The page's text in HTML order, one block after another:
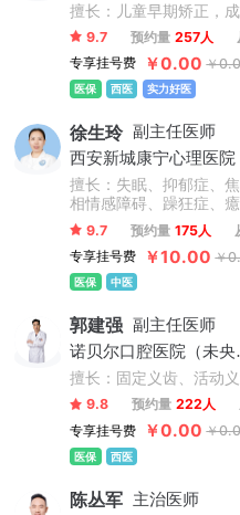
擅长：儿童早期矫正，
9.7 预约量 257人
专享挂号费
￥0.00 ￥
医保 西医 实力好医
徐生玲 副主任医师
西安新城康宁心理医院
擅长：失眠、抑郁症、
相情感障碍、躁狂症、
9.7 预约量 175人
专享挂号费
￥10.00 ￥
医保 中医
郭建强 副主任医师
诺
擅长：固定义齿、活动
9.8 预约量 222人
专享挂号费
￥0.00 ￥
医保 西医
陈丛军 主治医师